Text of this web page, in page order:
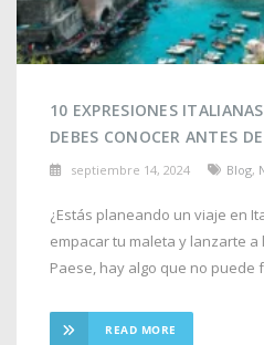
10 EXPRESIONES
DEBES CONOCER ANTES
septiembre 14, 2024 Blog,
¿Estás planeando un viaje en
empacar tu maleta y lanzarte a
Paese, hay algo que no puede
READ MORE